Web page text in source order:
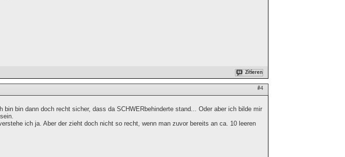
Zitieren
#4
bin bin dann doch recht sicher, dass da SCHWERbehinderte stand... Oder aber ich bilde mir
ich ja. Aber der zieht doch nicht so recht, wenn man zuvor bereits an ca. 10 leeren